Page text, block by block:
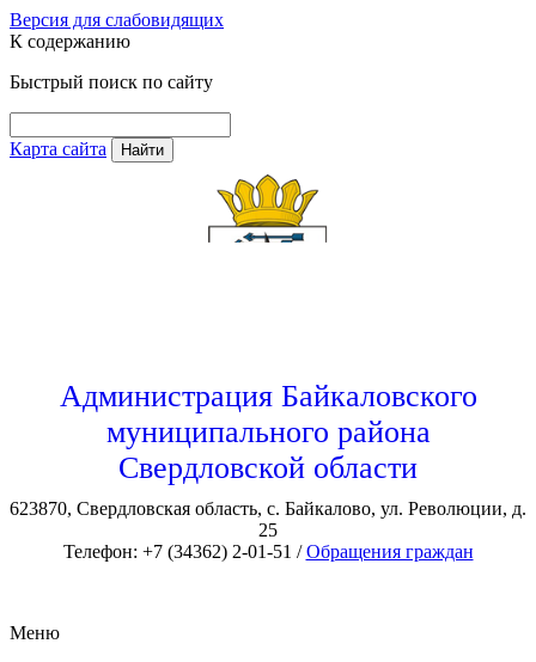
Версия для слабовидящих
К содержанию
Быстрый поиск по сайту
Карта сайта Найти
Администрация Байкаловского
муниципального района
Свердловской области
623870, Свердловская область, с. Байкалово, ул. Революции, д.
25
Телефон: +7 (34362) 2-01-51 /Обращения граждан
Меню